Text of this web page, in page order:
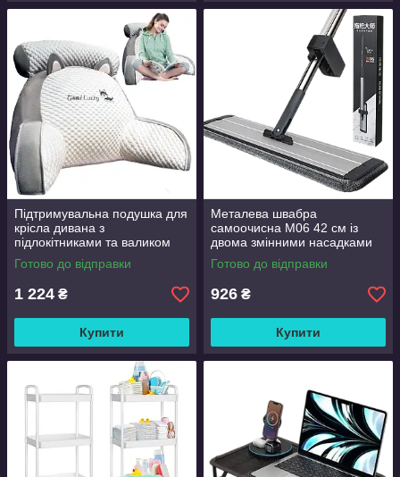
Підтримувальна подушка для
крісла дивана з
підлокітниками та валиком
Good Lucky
Готово до відправки
1 224 ₴
Купити
Металева швабра
самоочисна M06 42 см із
двома змінними насадками
Готово до відправки
926 ₴
Купити